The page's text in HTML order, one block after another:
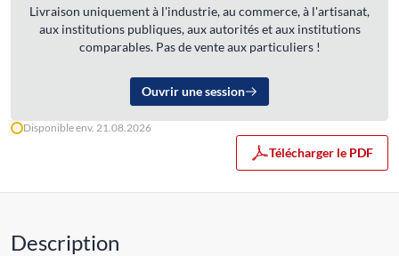
Livraison uniquement à l'industrie, au commerce, à l'artisanat,
aux institutions publiques, aux autorités et aux institutions
comparables. Pas de vente aux particuliers !
Ouvrir une session
Disponible env. 21.08.2026
Télécharger le PDF
Description